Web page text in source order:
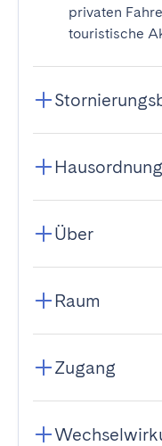
privaten
touristische
Hausordnung
Über
Raum
Zugang